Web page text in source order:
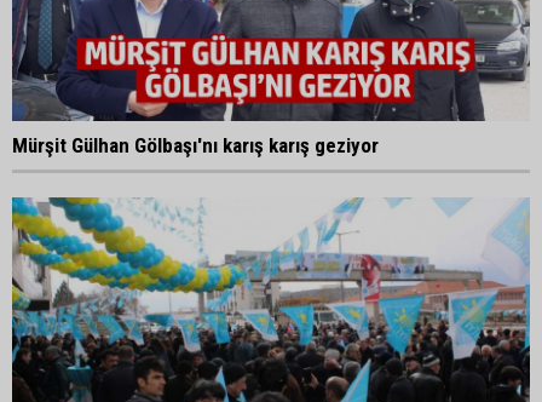
Mürşit Gülhan Gölbaşı'nı karış karış geziyor